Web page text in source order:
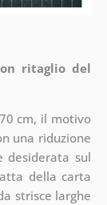
ritaglio del
cm, il motivo
una riduzione
desiderata sul
della carta
strisce larghe